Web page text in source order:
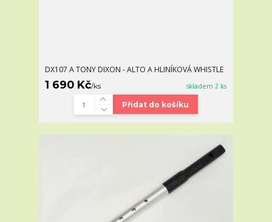
DX107 A TONY DIXON - ALTO A HLINÍKOVÁ WHISTLE
1 690 Kč/ks skladem 2 ks
Přidat do košíku